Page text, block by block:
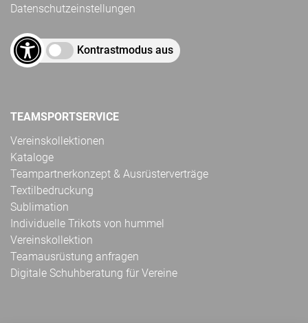
Datenschutzeinstellungen
Kontrastmodus aus
TEAMSPORTSERVICE
Vereinskollektionen
Kataloge
Teampartnerkonzept & Ausrüsterverträge
Textilbedruckung
Sublimation
Individuelle Trikots von hummel
Vereinskollektion
Teamausrüstung anfragen
Digitale Schuhberatung für Vereine